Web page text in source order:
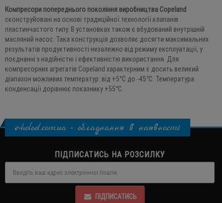
Компресори попереднього покоління виробництва Copeland
сконструйовані на основі традиційної технології клапанів
пластинчастого типу. В установках також є вбудований внутрішній
масляний насос. Така конструкція дозволяє досягти максимальних
результатів продуктивності незалежно від режиму експлуатації, у
поєднанні з надійністю і ефективністю використання. Для
компресорних агрегатів Copeland характерним є досить великий
діапазон можливих температур: від +5°С до -45°С. Температура
конденсації дорівнює показнику +55°С.
e-holod.com.ua - обладнання в наявності
ПІДПИСАТИСЬ НА РОЗСИЛКУ
ПІДПИСАТИСЬ